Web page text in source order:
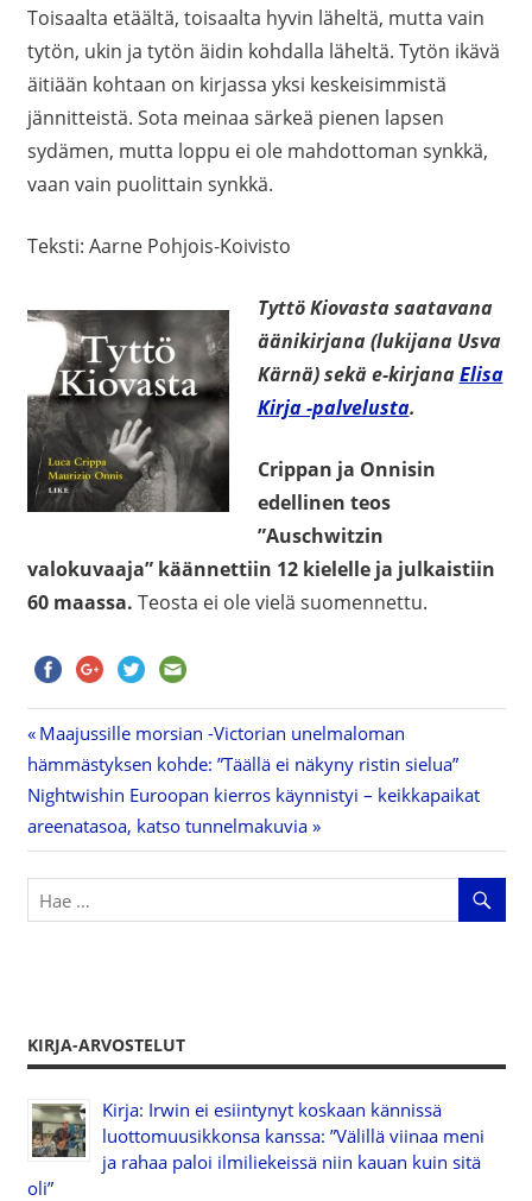
Toisaalta etäältä, toisaalta hyvin läheltä, mutta vain
tytön, ukin ja tytön äidin kohdalla läheltä. Tytön ikävä
äitiään kohtaan on kirjassa yksi keskeisimmistä
jännitteistä. Sota meinaa särkeä pienen lapsen
sydämen, mutta loppu ei ole mahdottoman synkkä,
vaan vain puolittain synkkä.
Teksti: Aarne Pohjois-Koivisto
Tyttö Kiovasta saatavana
äänikirjana (lukijana Usva
Kärnä) sekä e-kirjanaElisa
Kirja -palvelusta.
Crippan ja Onnisin
edellinen teos
”Auschwitzin
valokuvaaja” käännettiin 12 kielelle ja julkaistiin
60 maassa. Teosta ei ole vielä suomennettu.
Artikkelien
selaus
Previous
Post:
Maajussille morsian -Victorian unelmaloman
hämmästyksen kohde: ”Täällä ei näkyny ristin sielua”
Next
Post:
Nightwishin Euroopan kierros käynnistyi – keikkapaikat
areenatasoa, katso tunnelmakuvia
KIRJA-ARVOSTELUT
Kirja: Irwin ei esiintynyt koskaan kännissä
luottomuusikkonsa kanssa: ”Välillä viinaa meni
ja rahaa paloi ilmiliekeissä niin kauan kuin sitä
oli”